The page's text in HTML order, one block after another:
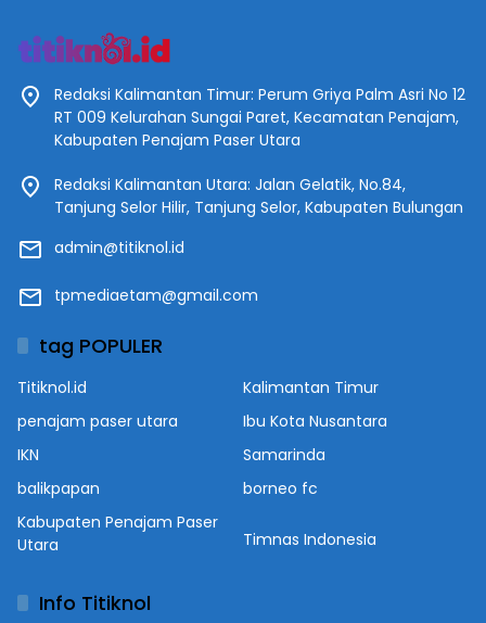
Redaksi Kalimantan Timur: Perum Griya Palm Asri No 12
RT 009 Kelurahan Sungai Paret, Kecamatan Penajam,
Kabupaten Penajam Paser Utara
Redaksi Kalimantan Utara: Jalan Gelatik, No.84,
Tanjung Selor Hilir, Tanjung Selor, Kabupaten Bulungan
admin@titiknol.id
tpmediaetam@gmail.com
tag POPULER
Titiknol.id
Kalimantan Timur
penajam paser utara
Ibu Kota Nusantara
IKN
Samarinda
balikpapan
borneo fc
Kabupaten Penajam Paser
Utara
Timnas Indonesia
Info Titiknol